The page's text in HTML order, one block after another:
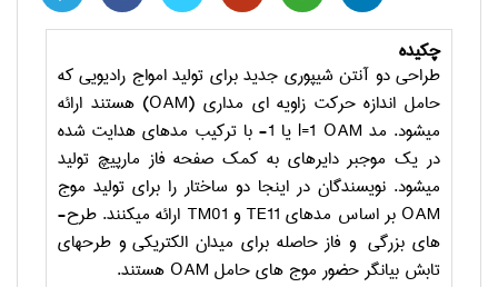
چکیده
طراحی دو آنتن شیپوری جدید برای تولید امواج رادیویی که
حامل اندازه­ حرکت زاویه ­ای مداری (OAM) هستند ارائه
می­شود. مد OAM
l=1 یا -1 با ترکیب مدهای هدایت شده
در یک موجبر دایره­ای به کمک صفحه فاز مارپیچ تولید
می­شود. نویسندگان در اینجا دو ساختار را برای تولید موج
OAM بر اساس مدهای TE11و TM01ارائه می­کنند. طرح­
های بزرگی و فاز حاصله برای میدان الکتریکی و طرح­های
تابش بیانگر حضور موج­ های حامل OAM هستند.